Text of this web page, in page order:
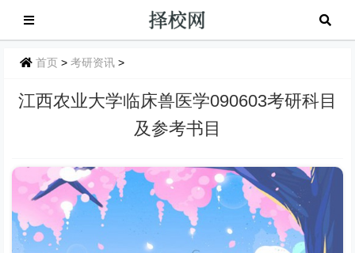
首页 >考研资讯 >
江西农业大学临床兽医学090603考研科目
及参考书目